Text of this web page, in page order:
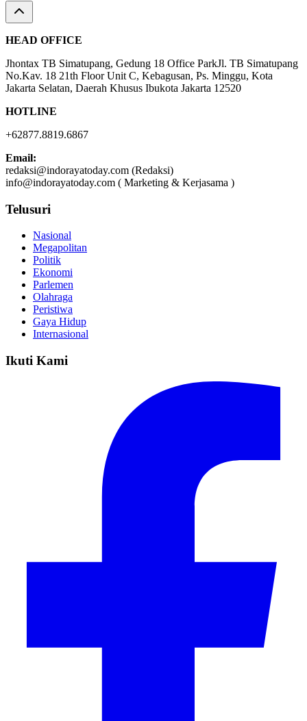
HEAD OFFICE
Jhontax TB Simatupang, Gedung 18 Office ParkJl. TB Simatupang
No.Kav. 18 21th Floor Unit C, Kebagusan, Ps. Minggu, Kota
Jakarta Selatan, Daerah Khusus Ibukota Jakarta 12520
HOTLINE
+62877.8819.6867
Email:
redaksi@indorayatoday.com (Redaksi)
info@indorayatoday.com ( Marketing & Kerjasama )
Telusuri
Nasional
Megapolitan
Politik
Ekonomi
Parlemen
Olahraga
Peristiwa
Gaya Hidup
Internasional
Ikuti Kami